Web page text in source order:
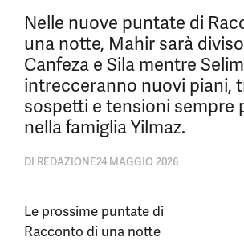
Nelle nuove puntate di
una notte, Mahir sarà
Canfeza e Sila mentre
intrecceranno nuovi piani,
sospetti e tensioni sempre
nella famiglia Yilmaz.
DI REDAZIONE24 MAGGIO 2026
Le prossime puntate di
Racconto di una notte